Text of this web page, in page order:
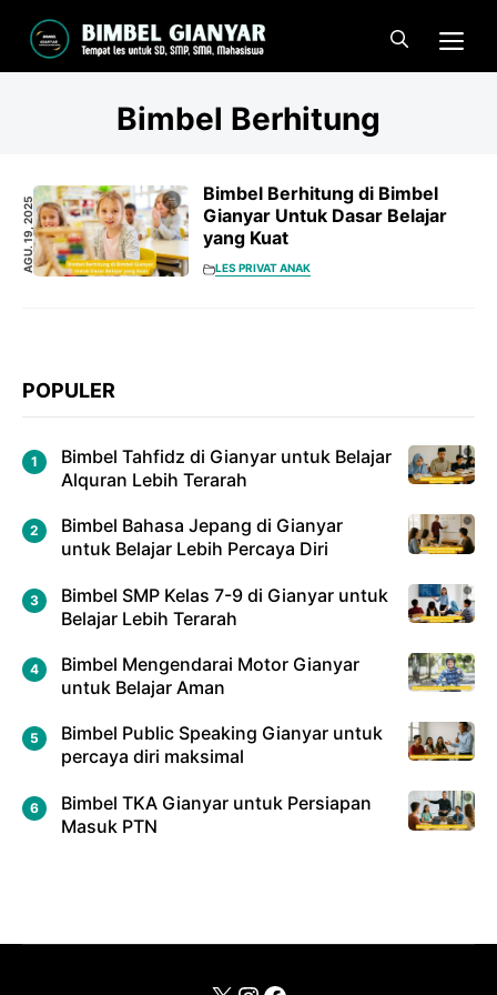
isi
Bimbel Berhitung
AGU. 19, 2025
Bimbel Berhitung di Bimbel
Gianyar Untuk Dasar Belajar
yang Kuat
LES PRIVAT ANAK
POPULER
Bimbel Tahfidz di Gianyar untuk Belajar
Alquran Lebih Terarah
Bimbel Bahasa Jepang di Gianyar
untuk Belajar Lebih Percaya Diri
Bimbel SMP Kelas 7-9 di Gianyar untuk
Belajar Lebih Terarah
Bimbel Mengendarai Motor Gianyar
untuk Belajar Aman
Bimbel Public Speaking Gianyar untuk
percaya diri maksimal
Bimbel TKA Gianyar untuk Persiapan
Masuk PTN